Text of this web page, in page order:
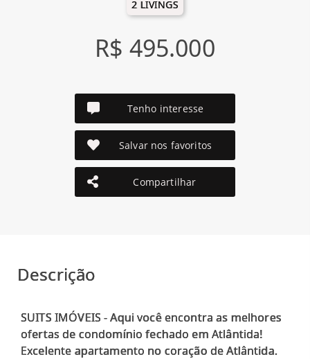
2 LIVINGS
R$ 495.000
Tenho interesse
Salvar nos favoritos
Compartilhar
Descrição
SUITS IMÓVEIS - Aqui você encontra as melhores
ofertas de condomínio fechado em Atlântida!
Excelente apartamento no coração de Atlântida.